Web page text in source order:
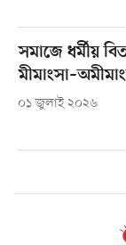
সমাজে ধর্মীয়
০১ জুলাই ২০২৬